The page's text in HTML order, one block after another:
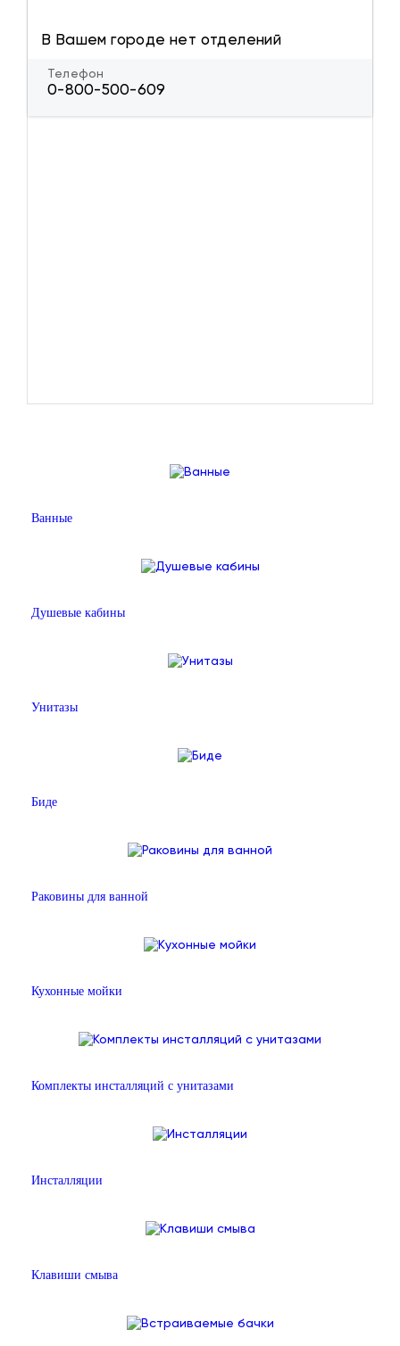
В Вашем городе нет отделений
Телефон
0-800-500-609
Ванные
Душевые кабины
Унитазы
Биде
Раковины для ванной
Кухонные мойки
Комплекты инсталляций с унитазами
Инсталляции
Клавиши смыва